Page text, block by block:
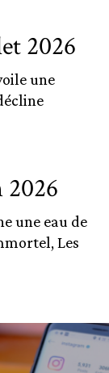
2026
une
2026
une eau de
Les